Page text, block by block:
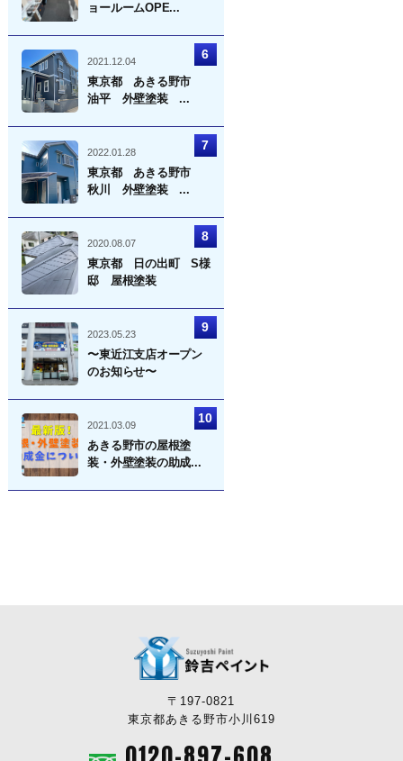
ョールームOPE...
2021.12.04
東京都 あきる野市
油平 外壁塗装 ...
2022.01.28
東京都 あきる野市
秋川 外壁塗装 ...
2020.08.07
東京都 日の出町 S様
邸 屋根塗装
2023.05.23
〜東近江支店オープン
のお知らせ〜
2021.03.09
あきる野市の屋根塗
装・外壁塗装の助成...
〒197-0821
東京都あきる野市小川619